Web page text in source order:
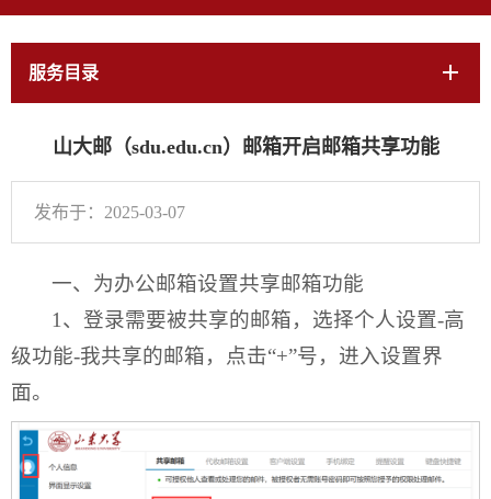
服务目录
山大邮（sdu.edu.cn）邮箱开启邮箱共享功能
发布于：2025-03-07
一、为办公邮箱设置共享邮箱功能
1、登录需要被共享的邮箱，选择个人设置-高
级功能-我共享的邮箱，点击“+”号，进入设置界
面。